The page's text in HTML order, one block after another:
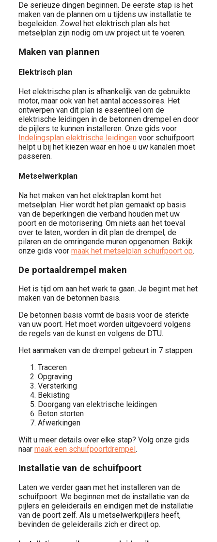
De serieuze dingen beginnen. De eerste stap is het
maken van de plannen om u tijdens uw installatie te
begeleiden. Zowel het elektrisch plan als het
metselplan zijn nodig om uw project uit te voeren.
Maken van plannen
Elektrisch plan
Het elektrische plan is afhankelijk van de gebruikte
motor, maar ook van het aantal accessoires. Het
ontwerpen van dit plan is essentieel om de
elektrische leidingen in de betonnen drempel en door
de pijlers te kunnen installeren. Onze gids voor
Indelingsplan elektrische leidingen voor schuifpoort
helpt u bij het kiezen waar en hoe u uw kanalen moet
passeren.
Metselwerkplan
Na het maken van het elektraplan komt het
metselplan. Hier wordt het plan gemaakt op basis
van de beperkingen die verband houden met uw
poort en de motorisering. Om niets aan het toeval
over te laten, worden in dit plan de drempel, de
pilaren en de omringende muren opgenomen. Bekijk
onze gids voor maak het metselplan schuifpoort op.
De portaaldrempel maken
Het is tijd om aan het werk te gaan. Je begint met het
maken van de betonnen basis.
De betonnen basis vormt de basis voor de sterkte
van uw poort. Het moet worden uitgevoerd volgens
de regels van de kunst en volgens de DTU.
Het aanmaken van de drempel gebeurt in 7 stappen:
Traceren
Opgraving
Versterking
Bekisting
Doorgang van elektrische leidingen
Beton storten
Afwerkingen
Wilt u meer details over elke stap? Volg onze gids
naar maak een schuifpoortdrempel .
Installatie van de schuifpoort
Laten we verder gaan met het installeren van de
schuifpoort. We beginnen met de installatie van de
pijlers en geleiderails en eindigen met de installatie
van de poort zelf. Als u metselwerkpijlers heeft,
bevinden de geleiderails zich er direct op.